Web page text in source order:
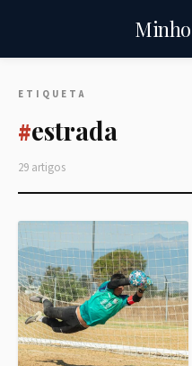
Minho
ETIQUETA
#estrada
29 artigos